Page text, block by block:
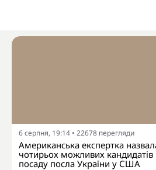
6 серпня, 19:14 • 22678 перегляди
Американська експертка
чотирьох можливих кандидатів
посаду посла України у США